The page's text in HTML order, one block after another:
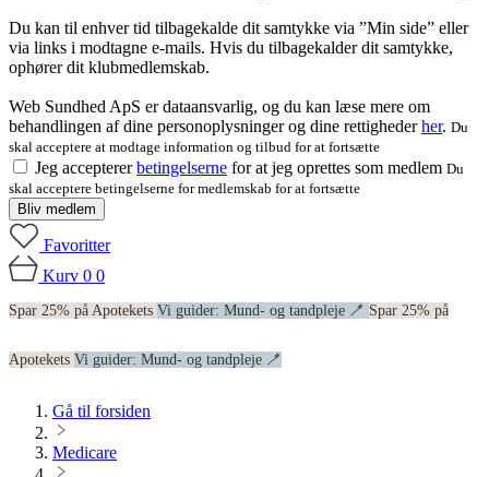
Du kan til enhver tid tilbagekalde dit samtykke via ”Min side” eller
via links i modtagne e-mails. Hvis du tilbagekalder dit samtykke,
ophører dit klubmedlemskab.
Web Sundhed ApS er dataansvarlig, og du kan læse mere om
behandlingen af dine personoplysninger og dine rettighederher. Du
skal acceptere at modtage information og tilbud for at fortsætte
Jeg acceptererbetingelserne for at jeg oprettes som medlem Du
skal acceptere betingelserne for medlemskab for at fortsætte
Bliv medlem
Favoritter
Kurv 0 0
Spar 25% på Apotekets Vi guider: Mund- og tandpleje 🪥 Spar 25% på
Apotekets Vi guider: Mund- og tandpleje 🪥
Gå til forsiden
Medicare